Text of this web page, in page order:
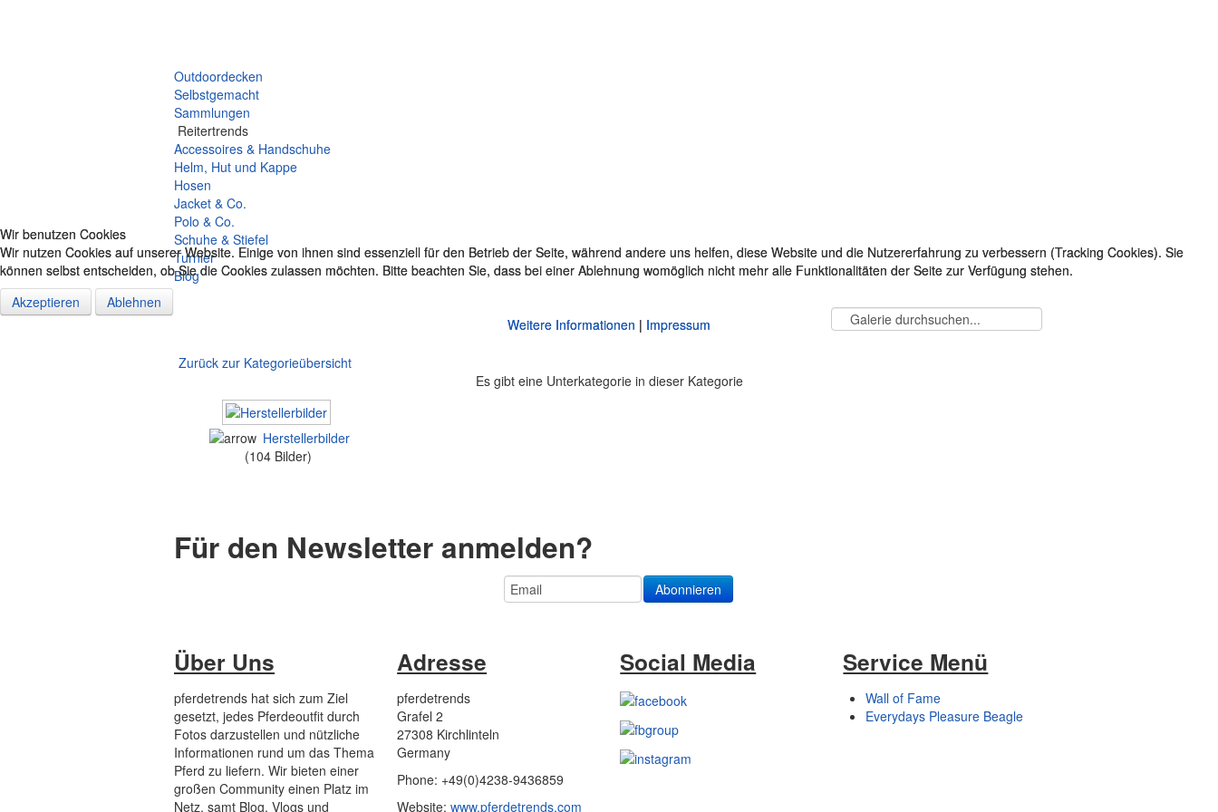
Outdoordecken
Selbstgemacht
Sammlungen
Reitertrends
Accessoires & Handschuhe
Helm, Hut und Kappe
Hosen
Jacket & Co.
Polo & Co.
Schuhe & Stiefel
Turnier
Blog
Zurück zur Kategorieübersicht
Es gibt eine Unterkategorie in dieser Kategorie
Herstellerbilder
(104 Bilder)
Für den Newsletter anmelden?
Über Uns
pferdetrends hat sich zum Ziel
gesetzt, jedes Pferdeoutfit durch
Fotos darzustellen und nützliche
Informationen rund um das Thema
Pferd zu liefern. Wir bieten einer
großen Community einen Platz im
Netz, samt Blog, Vlogs und
Adresse
pferdetrends
Grafel 2
27308 Kirchlinteln
Germany
Phone: +49(0)4238-9436859
Website:www.pferdetrends.com
Social Media Service Menü
Wall of Fame
Everydays Pleasure Beagle
Wir benutzen Cookies
Wir nutzen Cookies auf unserer Website. Einige von ihnen sind essenziell für den Betrieb der Seite, während andere uns helfen, diese Website und die Nutzererfahrung zu verbessern (Tracking Cookies). Sie
können selbst entscheiden, ob Sie die Cookies zulassen möchten. Bitte beachten Sie, dass bei einer Ablehnung womöglich nicht mehr alle Funktionalitäten der Seite zur Verfügung stehen.
Akzeptieren
Ablehnen
Weitere Informationen | Impressum
Wir benutzen Cookies
Wir nutzen Cookies auf unserer Website. Einige von ihnen sind essenziell für den Betrieb der Seite, während andere uns helfen, diese Website und die Nutzererfahrung zu verbessern (Tracking Cookies). Sie
können selbst entscheiden, ob Sie die Cookies zulassen möchten. Bitte beachten Sie, dass bei einer Ablehnung womöglich nicht mehr alle Funktionalitäten der Seite zur Verfügung stehen.
Akzeptieren
Ablehnen
Weitere Informationen | Impressum